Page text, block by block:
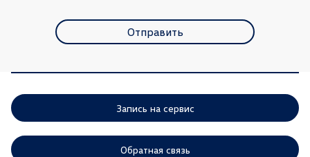
Отправить
Запись на сервис
Обратная связь